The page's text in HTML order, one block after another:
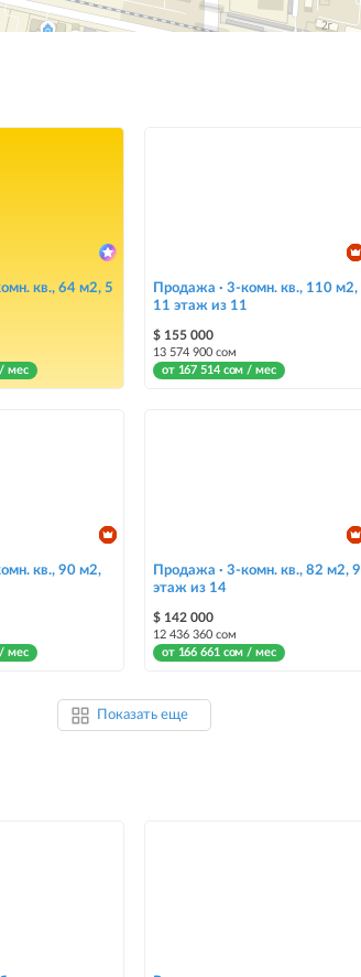
кв., 64 м2, 5
мес
Продажа · 3-комн. кв., 110 м2,
11 этаж из 11
$ 155 000
13 574 900 сом
от 167 514 сом / мес
кв., 90 м2,
мес
Продажа · 3-комн. кв., 82 м2, 9
этаж из 14
$ 142 000
12 436 360 сом
от 166 661 сом / мес
Показать еще